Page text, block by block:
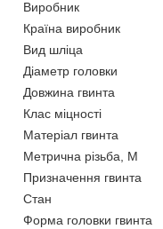
Виробник
Країна виробник
Вид шліца
Діаметр головки
Довжина гвинта
Клас міцності
Матеріал гвинта
Метрична різьба, М
Призначення гвинта
Стан
Форма головки гвинта